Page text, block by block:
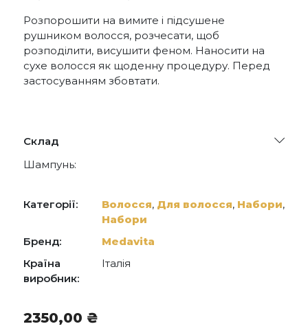
Розпорошити на вимите і підсушене
рушником волосся, розчесати, щоб
розподілити, висушити феном. Наносити на
сухе волосся як щоденну процедуру. Перед
застосуванням збовтати.
Склад
Шампунь:
SODIUM LAURETH SULFATE,
COCAMIDOPROPYL BETAINE, COCO-
GLUCOSIDE, SODIUM COCOAM- PHOACETATE,
SODIUM MYRETH SULFATE, GLYCOL
DISTEARATE, GLYCERIN, PARFUM (FRAGRANCE),
ACID VIOLET 43, PHENOXYETHANOL,
POLYQUATERNIUM-10, DIMETHICONOL,
POLYQUATERNIUM-7, CITRIC ACID, GUAR
LACTIC ACID, HY- DROXYPROPYLTRIMONIUM
HYDROLYZED COLLAGEN, LAURETH-23, TEA-
Категорії: Волосся, Для волосся, Набори,
Набори
Бренд:
Medavita
Країна
виробник:
Італія
2350,00 ₴